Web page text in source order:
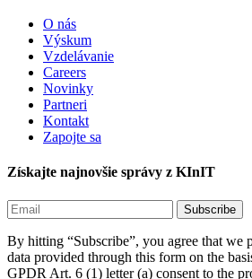
O nás
Výskum
Vzdelávanie
Careers
Novinky
Partneri
Kontakt
Zapojte sa
Získajte najnovšie správy z KInIT
By hitting “Subscribe”, you agree that we
data provided through this form on the
GPDR Art. 6 (1) letter (a) consent to the